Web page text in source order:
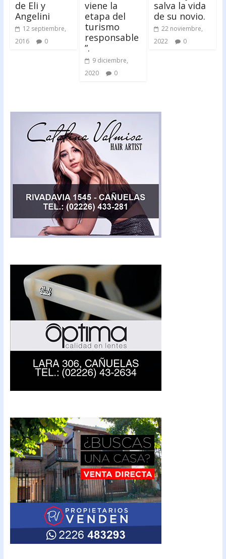
de Eli y
Angelini
12 septiembre,
2016
0
viene la
etapa del
turismo
responsable
”.
9 diciembre,
2020
0
salva la vida
de su novio.
22 noviembre,
2022
0